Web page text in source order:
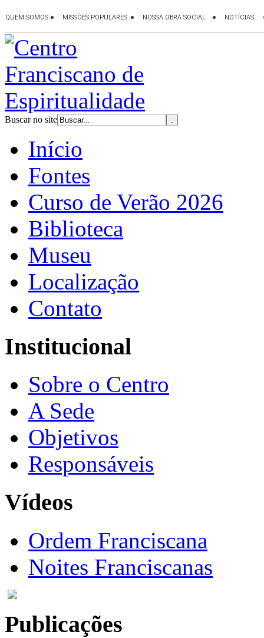
Buscar no site
Início
Fontes
Curso de Verão 2026
Biblioteca
Museu
Localização
Contato
Institucional
Sobre o Centro
A Sede
Objetivos
Responsáveis
Vídeos
Ordem Franciscana
Noites Franciscanas
Publicações